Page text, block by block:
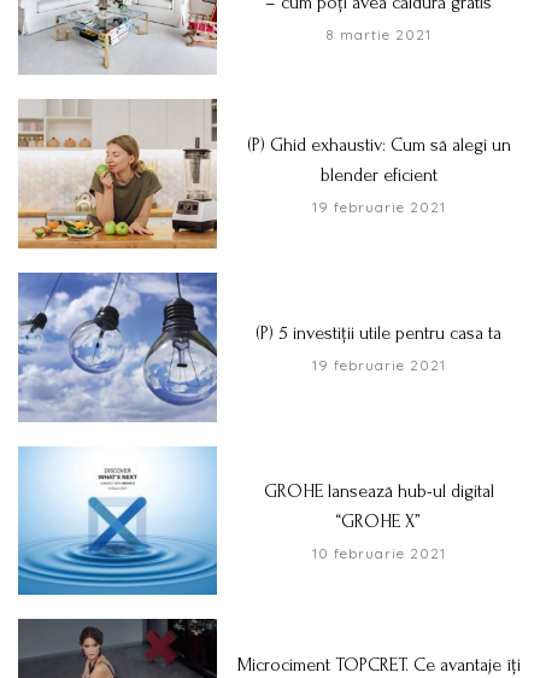
8 martie 2021
(P) Ghid exhaustiv: Cum să alegi un
blender eficient
19 februarie 2021
(P) 5 investiții utile pentru casa ta
19 februarie 2021
GROHE lansează hub-ul digital
“GROHE X”
10 februarie 2021
Microciment TOPCRET. Ce avantaje îți